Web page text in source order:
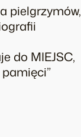
pielgrzymów,
do MIEJSC,